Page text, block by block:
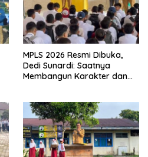
MPLS 2026 Resmi Dibuka,
Dedi Sunardi: Saatnya
Membangun Karakter dan